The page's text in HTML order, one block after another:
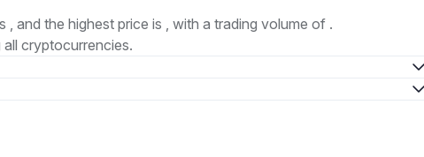
and the highest price is , with a trading volume of .
all cryptocurrencies.